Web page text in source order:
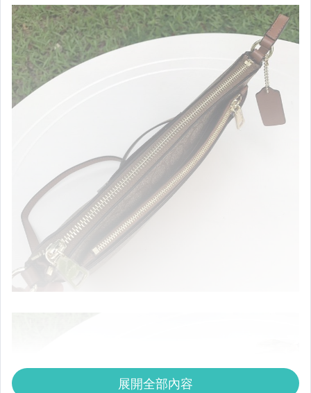
展開全部內容